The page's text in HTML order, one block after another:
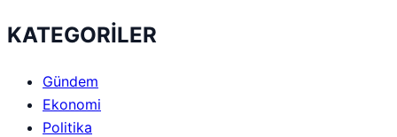
KATEGORİLER
Gündem
Ekonomi
Politika